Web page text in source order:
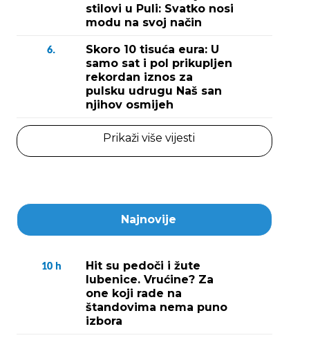
stilovi u Puli: Svatko nosi
modu na svoj način
6.
Skoro 10 tisuća eura: U
samo sat i pol prikupljen
rekordan iznos za
pulsku udrugu Naš san
njihov osmijeh
Prikaži više vijesti
Najnovije
10 h
Hit su pedoči i žute
lubenice. Vrućine? Za
one koji rade na
štandovima nema puno
izbora